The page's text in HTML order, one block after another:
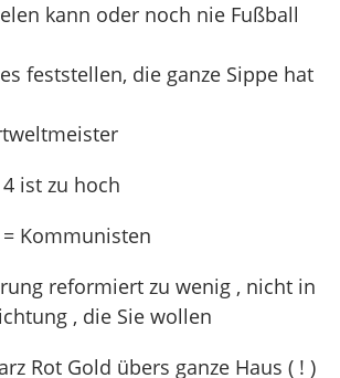
kann oder noch nie Fußball
feststellen, die ganze Sippe hat
ist zu hoch
= Kommunisten
reformiert zu wenig , nicht in
, die Sie wollen
Rot Gold übers ganze Haus ( ! )